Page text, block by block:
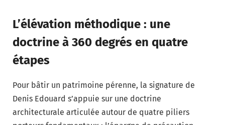
L’élévation méthodique : une
doctrine à 360 degrés en quatre
étapes
Pour bâtir un patrimoine pérenne, la signature de
Denis Edouard s’appuie sur une doctrine
architecturale articulée autour de quatre piliers